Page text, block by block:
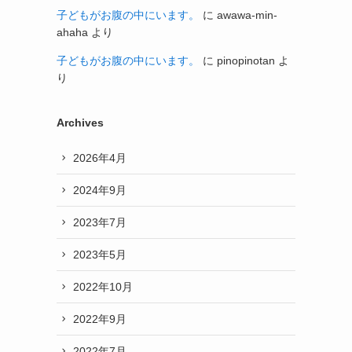
子どもがお腹の中にいます。 に awawa-min-
ahaha より
子どもがお腹の中にいます。 に pinopinotan よ
り
Archives
2026年4月
2024年9月
2023年7月
2023年5月
2022年10月
2022年9月